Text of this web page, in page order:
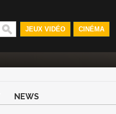
JEUX VIDÉO CINÉMA
NEWS